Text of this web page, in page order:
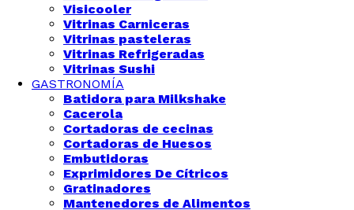
Visicooler
Vitrinas Carniceras
Vitrinas pasteleras
Vitrinas Refrigeradas
Vitrinas Sushi
GASTRONOMÍA
Batidora para Milkshake
Cacerola
Cortadoras de cecinas
Cortadoras de Huesos
Embutidoras
Exprimidores De Cítricos
Gratinadores
Mantenedores de Alimentos